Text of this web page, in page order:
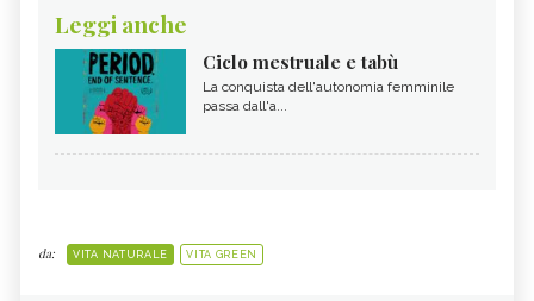
Leggi anche
Ciclo mestruale e tabù
La conquista dell'autonomia femminile
passa dall'a...
da: VITA NATURALE VITA GREEN